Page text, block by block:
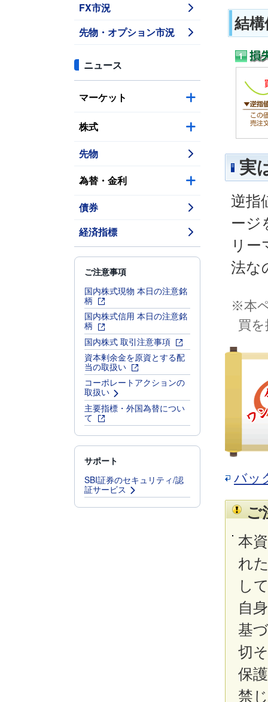
FX市況
先物・オプション市況
ニュース
マーケット
株式
先物
為替・金利
債券
経済指標
ご注意事項
国内株式現物 本日の注意銘
柄
国内株式信用 本日の注意銘
柄
国内株式 取引注意事項
資本剰余金を原資とする配
当の取扱い
コーポレートアクションの
取扱い
主要指標・外国為替につい
て
サポート
SBI証券のセキュリティ/認
証サービス
結
実
逆指
ージ
リー
法な
※本
買
バッ
ご
本
れ
し
自
基
切
保
禁